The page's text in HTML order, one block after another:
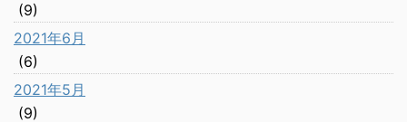
(9)
2021年6月
(6)
2021年5月
(9)